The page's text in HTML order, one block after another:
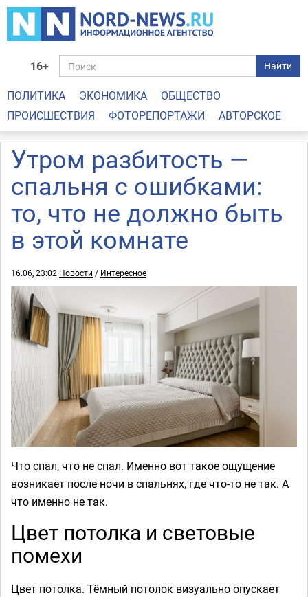
16+ Найти
ПОЛИТИКА ЭКОНОМИКА
ОБЩЕСТВО
ПРОИСШЕСТВИЯ
ФОТОРЕПОРТАЖИ АВТОРСКОЕ
Утром разбитость —
спальня с ошибками:
то, что не должно быть
в этой комнате
16.06, 23:02 Новости / Интересное
Что спал, что не спал. Именно вот такое ощущение
возникает после ночи в спальнях, где что-то не так. А
что именно не так.
Цвет потолка и световые
помехи
Цвет потолка. Тёмный потолок визуально опускает